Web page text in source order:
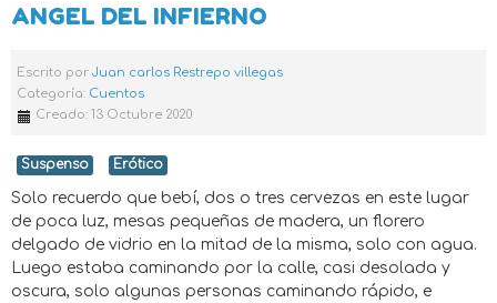
ANGEL DEL INFIERNO
Escrito por Juan carlos Restrepo villegas
Categoría: Cuentos
Creado: 13 Octubre 2020
Suspenso Erótico
Solo recuerdo que bebí, dos o tres cervezas en este lugar
de poca luz, mesas pequeñas de madera, un florero
delgado de vidrio en la mitad de la misma, solo con agua.
Luego estaba caminando por la calle, casi desolada y
oscura, solo algunas personas caminando rápido, e